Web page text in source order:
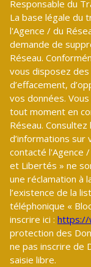
Responsable du
La base légale du
l'Agence / du
demande de
Réseau.
vous disposez
d’effacement,
vos données.
tout moment en
Réseau. Consultez
d’informations
contacté l'Agence
et Libertés » ne
une réclamation à
l’existence de la
téléphonique «
inscrire ici : https://
protection des
ne pas inscrire de
saisie libre.